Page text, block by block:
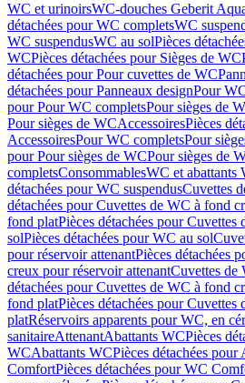
WC et urinoirsWC-douches Geberit
détachées pour WC completsWC
WC suspendusWC au solPièces
WCPièces détachées pour Sièges de WC
détachées pour Pour cuvettes de WC
détachées pour Panneaux designPour
pour Pour WC completsPour sièges de
Pour sièges de WCAccessoiresPièces
AccessoiresPour WC completsPour
pour Pour sièges de WCPour sièges de
completsConsommablesWC et abattants
détachées pour WC suspendusCuvettes
détachées pour Cuvettes de WC à fond
fond platPièces détachées pour
solPièces détachées pour WC au sol
pour réservoir attenantPièces détachées
creux pour réservoir attenantCuvettes de
détachées pour Cuvettes de WC à fond
fond platPièces détachées pour Cuvettes
platRéservoirs apparents pour WC, en
sanitaireAttenantAbattants WCPièces
WCAbattants WCPièces détachées pour
ComfortPièces détachées pour WC